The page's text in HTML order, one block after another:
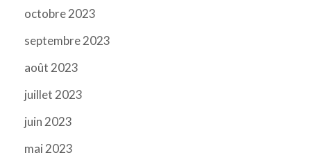
octobre 2023
septembre 2023
août 2023
juillet 2023
juin 2023
mai 2023